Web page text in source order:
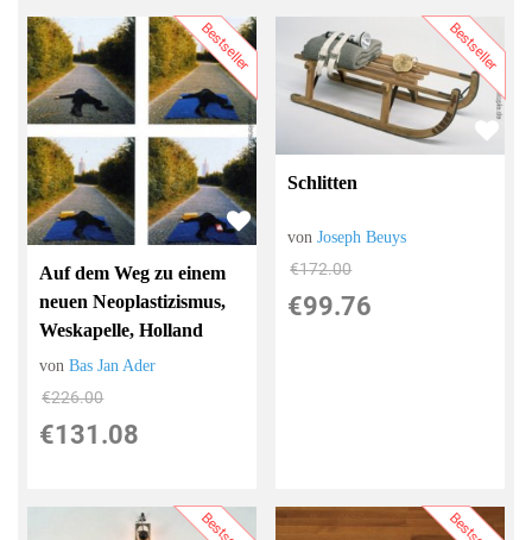
Bestseller
Auf dem Weg zu einem
neuen Neoplastizismus,
Weskapelle, Holland
vonBas Jan Ader
€226.00
€131.08
Bestseller
Schlitten
vonJoseph Beuys
€172.00
€99.76